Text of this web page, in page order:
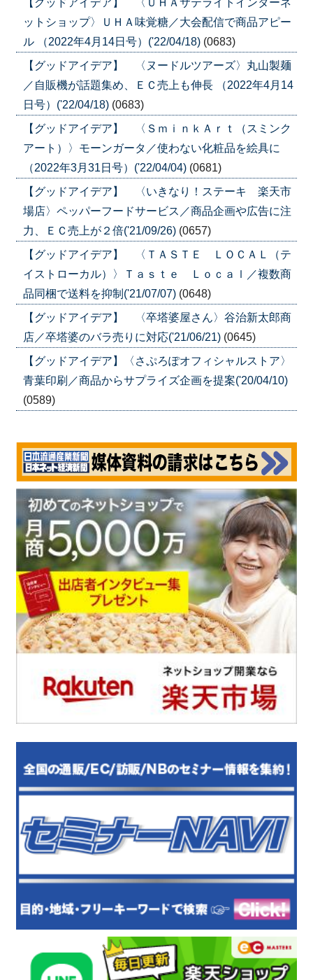
【グッドアイデア】 〈ＵＨＡサテライトインターネ
ットショップ〉ＵＨＡ味覚糖／大会配信で商品アピー
ル （2022年4月14日号）('22/04/18) (0683)
【グッドアイデア】 〈ヌードルツアーズ〉丸山製麺
／自販機が話題集め、ＥＣ売上も伸長 （2022年4月14
日号）('22/04/18) (0683)
【グッドアイデア】 〈ＳｍｉｎｋＡｒｔ（スミンク
アート）〉モーンガータ／使わない化粧品を絵具に
（2022年3月31日号）('22/04/04) (0681)
【グッドアイデア】 〈いきなり！ステーキ 楽天市
場店〉ペッパーフードサービス／商品企画や広告に注
力、ＥＣ売上が２倍('21/09/26) (0657)
【グッドアイデア】 〈ＴＡＳＴＥ ＬＯＣＡＬ（テ
イストローカル）〉Ｔａｓｔｅ Ｌｏｃａｌ／複数商
品同梱で送料を抑制('21/07/07) (0648)
【グッドアイデア】 〈卒塔婆屋さん〉谷治新太郎商
店／卒塔婆のバラ売りに対応('21/06/21) (0645)
【グッドアイデア】〈さぷろぽオフィシャルストア〉
青葉印刷／商品からサプライズ企画を提案('20/04/10)
(0589)